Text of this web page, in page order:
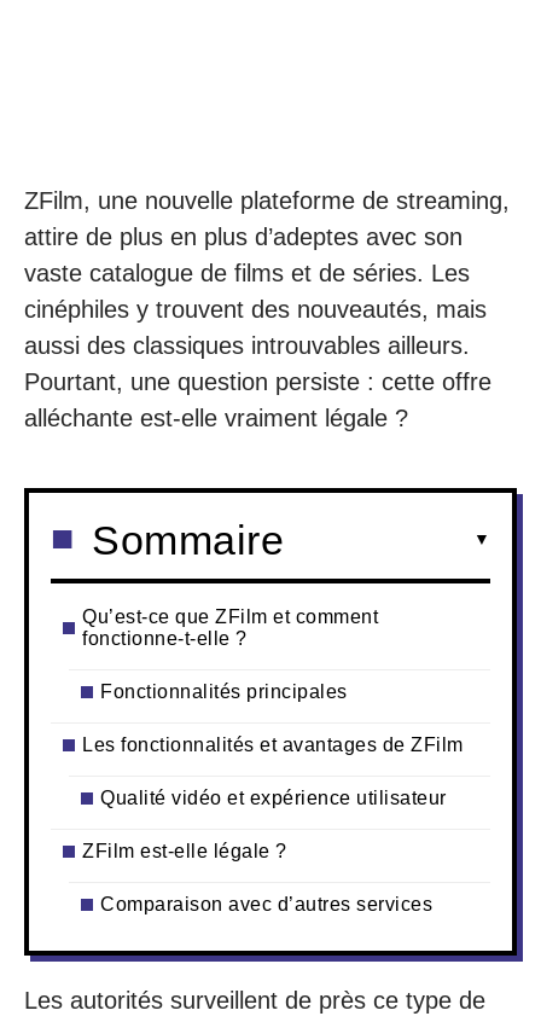
ZFilm, une nouvelle plateforme de streaming,
attire de plus en plus d’adeptes avec son
vaste catalogue de films et de séries. Les
cinéphiles y trouvent des nouveautés, mais
aussi des classiques introuvables ailleurs.
Pourtant, une question persiste : cette offre
alléchante est-elle vraiment légale ?
Sommaire
Qu’est-ce que ZFilm et comment
fonctionne-t-elle ?
Fonctionnalités principales
Les fonctionnalités et avantages de ZFilm
Qualité vidéo et expérience utilisateur
ZFilm est-elle légale ?
Comparaison avec d’autres services
Les autorités surveillent de près ce type de